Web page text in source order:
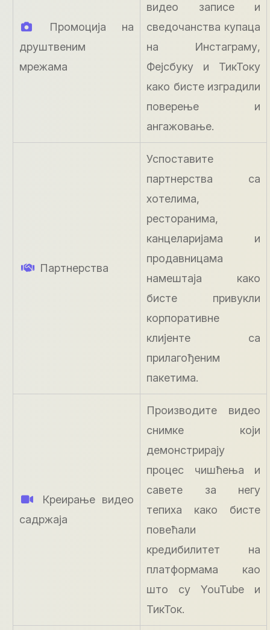
Промоција на
друштвеним
мрежама
видео записе и
сведочанства купаца
на Инстаграму,
Фејсбуку и ТикТоку
како бисте изградили
поверење и
ангажовање.
Партнерства
Успоставите
партнерства са
хотелима,
ресторанима,
канцеларијама и
продавницама
намештаја како
бисте привукли
корпоративне
клијенте са
прилагођеним
пакетима.
Креирање видео
садржаја
Производите видео
снимке који
демонстрирају
процес чишћења и
савете за негу
тепиха како бисте
повећали
кредибилитет на
платформама као
што су YouTube и
ТикТок.